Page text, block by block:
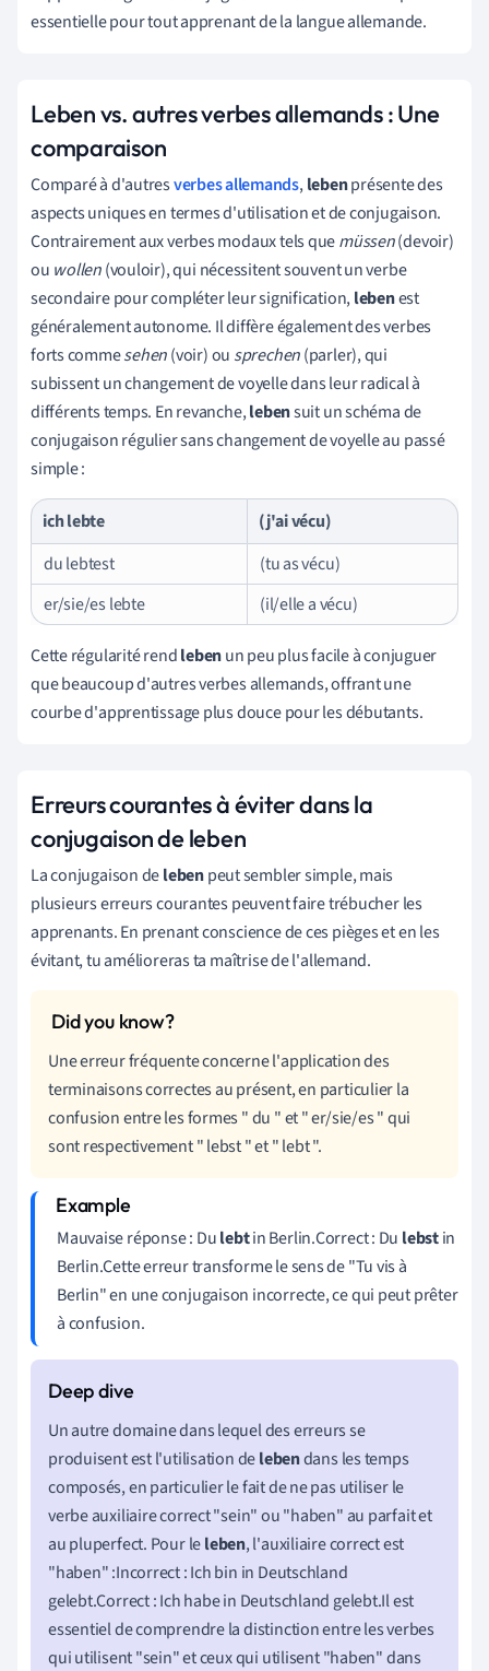
essentielle pour tout apprenant de la langue allemande.
Leben vs. autres verbes allemands : Une
comparaison
Comparé à d'autresverbes allemands,lebenprésente des
aspects uniques en termes d'utilisation et de conjugaison.
Contrairement aux verbes modaux tels quemüssen(devoir)
ou wollen(vouloir), qui nécessitent souvent un verbe
secondaire pour compléter leur signification,lebenest
généralement autonome. Il diffère également des verbes
forts commesehen(voir) ou sprechen(parler), qui
subissent un changement de voyelle dans leur radical à
différents temps. En revanche,lebensuit un schéma de
conjugaison régulier sans changement de voyelle au passé
simple :
ich lebte
(j'ai vécu)
du lebtest
(tu as vécu)
er/sie/es lebte
(il/elle a vécu)
Cette régularité rendlebenun peu plus facile à conjuguer
que beaucoup d'autres verbes allemands, offrant une
courbe d'apprentissage plus douce pour les débutants.
Erreurs courantes à éviter dans la
conjugaison de leben
La conjugaison delebenpeut sembler simple, mais
plusieurs erreurs courantes peuvent faire trébucher les
apprenants. En prenant conscience de ces pièges et en les
évitant, tu amélioreras ta maîtrise de l'allemand.
Une erreur fréquente concerne l'application des
terminaisons correctes au présent, en particulier la
confusion entre les formes " du " et " er/sie/es " qui
sont respectivement " lebst " et " lebt ".
Mauvaise réponse : Dulebtin Berlin.Correct : Du lebstin
Berlin.Cette erreur transforme le sens de "Tu vis à
Berlin" en une conjugaison incorrecte, ce qui peut prêter
à confusion.
Un autre domaine dans lequel des erreurs se
produisent est l'utilisation delebendans les temps
composés, en particulier le fait de ne pas utiliser le
verbe auxiliaire correct "sein" ou "haben" au parfait et
au pluperfect. Pour leleben, l'auxiliaire correct est
"haben" :Incorrect : Ich bin in Deutschland
gelebt.Correct : Ich habe in Deutschland gelebt.Il est
essentiel de comprendre la distinction entre les verbes
qui utilisent "sein" et ceux qui utilisent "haben" dans